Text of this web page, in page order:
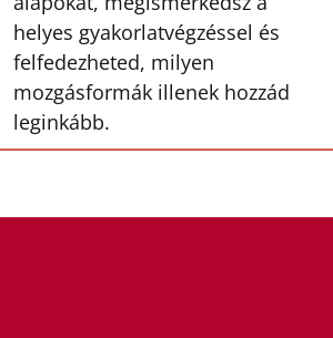
helyes gyakorlatvégzéssel és
felfedezheted, milyen
mozgásformák illenek hozzád
leginkább.